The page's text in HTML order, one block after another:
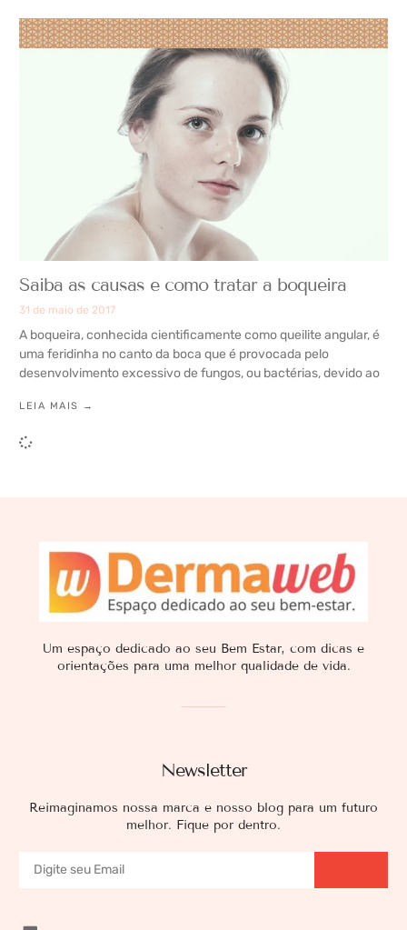
Saiba as causas e como tratar a boqueira
31 de maio de 2017
A boqueira, conhecida cientificamente como queilite angular, é
uma feridinha no canto da boca que é provocada pelo
desenvolvimento excessivo de fungos, ou bactérias, devido ao
LEIA MAIS →
Newsletter
Reimaginamos nossa marca e nosso blog para um futuro
melhor. Fique por dentro.
Um espaço dedicado ao seu Bem Estar, com dicas e
orientações para uma melhor qualidade de vida.